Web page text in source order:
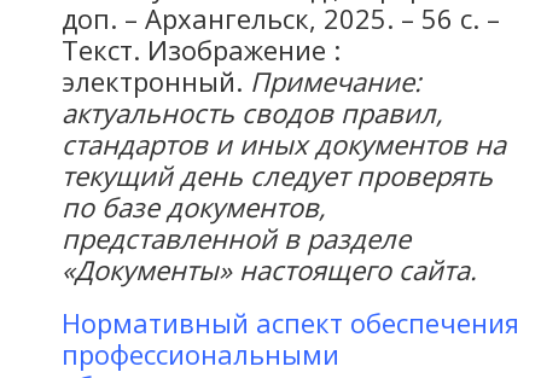
доп. – Архангельск, 2025. – 56 с. –
Текст. Изображение :
электронный. Примечание:
актуальность сводов правил,
стандартов и иных документов на
текущий день следует проверять
по базе документов,
представленной в разделе
«Документы» настоящего сайта.
Нормативный аспект обеспечения
профессиональными